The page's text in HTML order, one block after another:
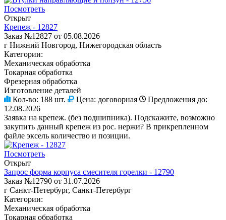
Посмотреть
Открыт
Крепеж - 12827
Заказ №12827 от 05.08.2026
г Нижний Новгород, Нижегородская область
Категории:
Механическая обработка
Токарная обработка
Фрезерная обработка
Изготовление деталей
Кол-во: 188 шт. Цена: договорная
Предложения до:
12.08.2026
Заявка на крепеж. (без подшипника). Подскажите, возможно
закупить данный крепеж из рос. нержи? В прикрепленном
файле эксель количество и позиции.
Посмотреть
Открыт
Запрос форма корпуса смесителя горелки - 12790
Заказ №12790 от 31.07.2026
г Санкт-Петербург, Санкт-Петербург
Категории:
Механическая обработка
Токарная обработка